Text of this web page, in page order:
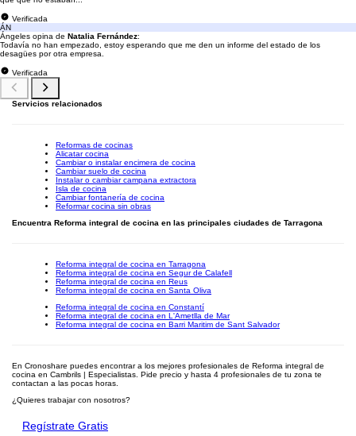
Verificada
ÁN
Ángeles opina de Natalia Fernández:
Todavía no han empezado, estoy esperando que me den un informe del estado de los
desagües por otra empresa.
Verificada
Servicios relacionados
Reformas de cocinas
Alicatar cocina
Cambiar o instalar encimera de cocina
Cambiar suelo de cocina
Instalar o cambiar campana extractora
Isla de cocina
Cambiar fontanería de cocina
Reformar cocina sin obras
Encuentra Reforma integral de cocina en las principales ciudades de Tarragona
Reforma integral de cocina en Tarragona
Reforma integral de cocina en Segur de Calafell
Reforma integral de cocina en Reus
Reforma integral de cocina en Santa Oliva
Reforma integral de cocina en Constantí
Reforma integral de cocina en L'Ametlla de Mar
Reforma integral de cocina en Barri Maritim de Sant Salvador
En Cronoshare puedes encontrar a los mejores profesionales de Reforma integral de
cocina en Cambrils | Especialistas. Pide precio y hasta 4 profesionales de tu zona te
contactan a las pocas horas.
¿Quieres trabajar con nosotros?
Regístrate Gratis